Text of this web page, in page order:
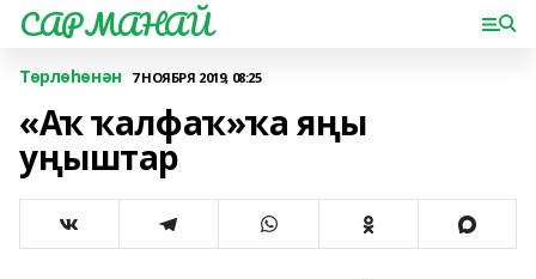
САРМАНАЙ
Төрлөһөнән 7 НОЯБРЯ 2019, 08:25
«Аҡ ҡалфаҡ»ҡа яңы
уңыштар